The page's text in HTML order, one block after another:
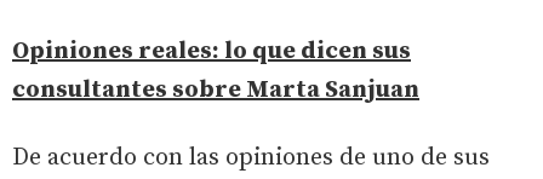
Opiniones reales: lo que dicen sus
consultantes sobre Marta Sanjuan
De acuerdo con las opiniones de uno de sus